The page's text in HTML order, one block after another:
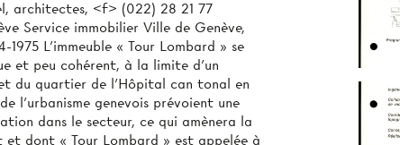
architectes, <f> (022) 28 21 77
Service immobilier Ville de Genève,
1975 L’immeuble « Tour Lombard » se
et peu cohérent, à la limite d’un
du quartier de l’Hôpital can­ tonal en
l’urbanisme genevois prévoient une
dans le secteur, ce qui amènera la
dont « Tour Lombard » est appelée à